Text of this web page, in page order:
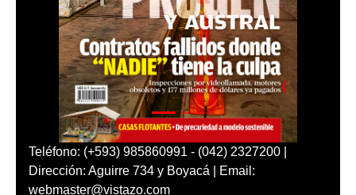
Teléfono: (+593) 985860991 - (042) 2327200 |
Dirección: Aguirre 734 y Boyacá | Email:
webmaster@vistazo.com